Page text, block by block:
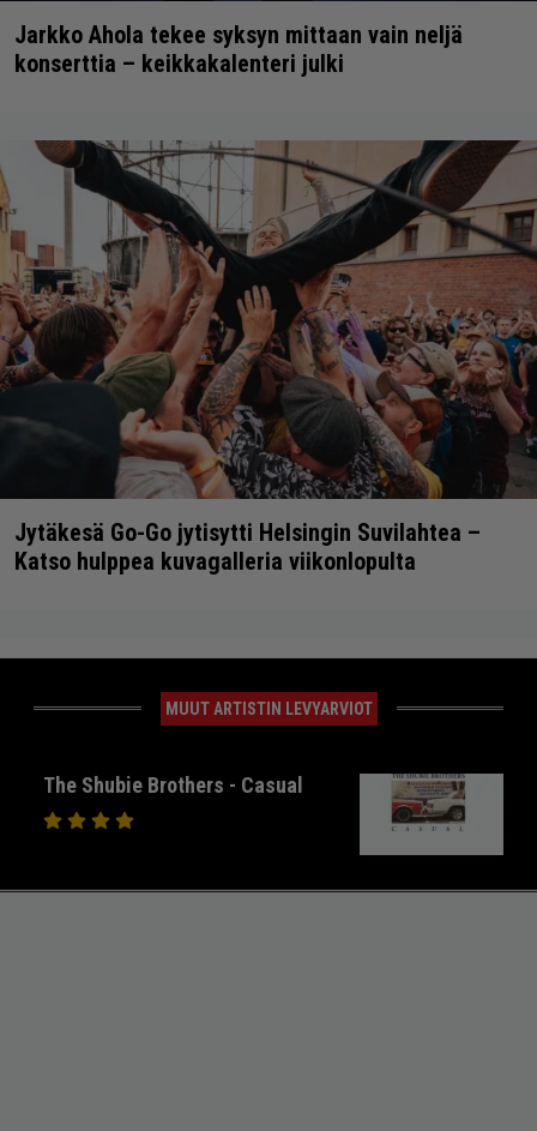
Jarkko Ahola tekee syksyn mittaan vain neljä
konserttia – keikkakalenteri julki
Jytäkesä Go-Go jytisytti Helsingin Suvilahtea –
Katso hulppea kuvagalleria viikonlopulta
MUUT ARTISTIN LEVYARVIOT
The Shubie Brothers - Casual